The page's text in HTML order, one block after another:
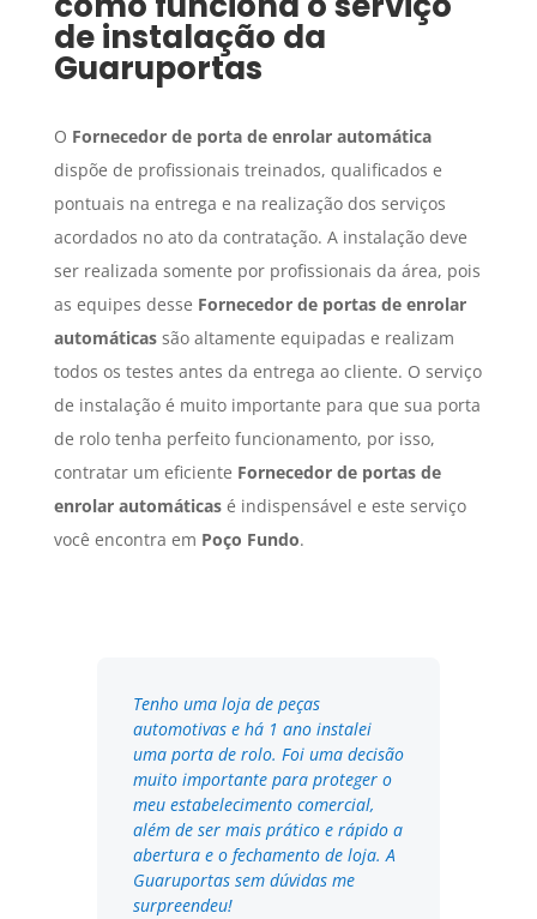
de instalação da
Guaruportas
O Fornecedor de porta de enrolar automática
dispõe de profissionais treinados, qualificados e
pontuais na entrega e na realização dos serviços
acordados no ato da contratação. A instalação deve
ser realizada somente por profissionais da área, pois
as equipes desse Fornecedor de portas de enrolar
automáticassão altamente equipadas e realizam
todos os testes antes da entrega ao cliente. O serviço
de instalação é muito importante para que sua porta
de rolo tenha perfeito funcionamento, por isso,
contratar um eficiente Fornecedor de portas de
enrolar automáticasé indispensável e este serviço
você encontra em Poço Fundo.
Tenho uma loja de peças
automotivas e há 1 ano instalei
uma porta de rolo. Foi uma decisão
muito importante para proteger o
meu estabelecimento comercial,
além de ser mais prático e rápido a
abertura e o fechamento de loja. A
Guaruportas sem dúvidas me
surpreendeu!